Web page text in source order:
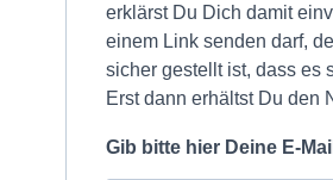
erklärst Du Dich damit
einem Link senden darf,
sicher gestellt ist, dass es
Erst dann erhältst Du den
Gib bitte hier Deine E-